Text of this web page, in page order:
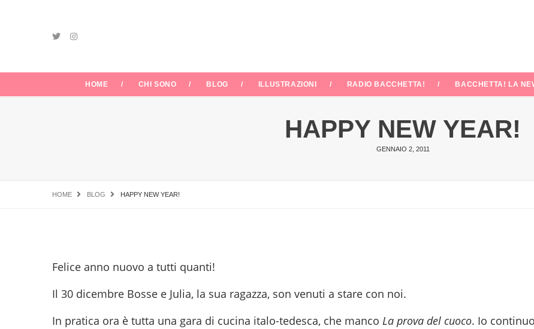
HOME CHI SONO BLOG ILLUSTRAZIONI RADIO BACCHETTA! BACCHETTA! LA
HAPPY NEW YEAR!
GENNAIO 2, 2011
HOME BLOG HAPPY NEW YEAR!
Felice anno nuovo a tutti quanti!
Il 30 dicembre Bosse e Julia, la sua ragazza, son venuti a stare con noi.
In pratica ora è tutta una gara di cucina italo-tedesca, che manco La prova del cuoco. Io continuo